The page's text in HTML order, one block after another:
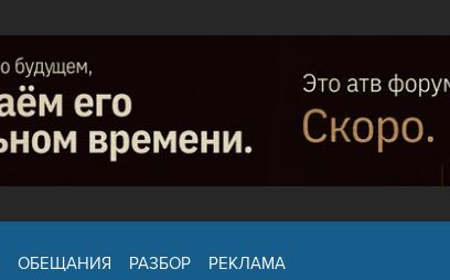
ОБЕЩАНИЯ РАЗБОР РЕКЛАМА